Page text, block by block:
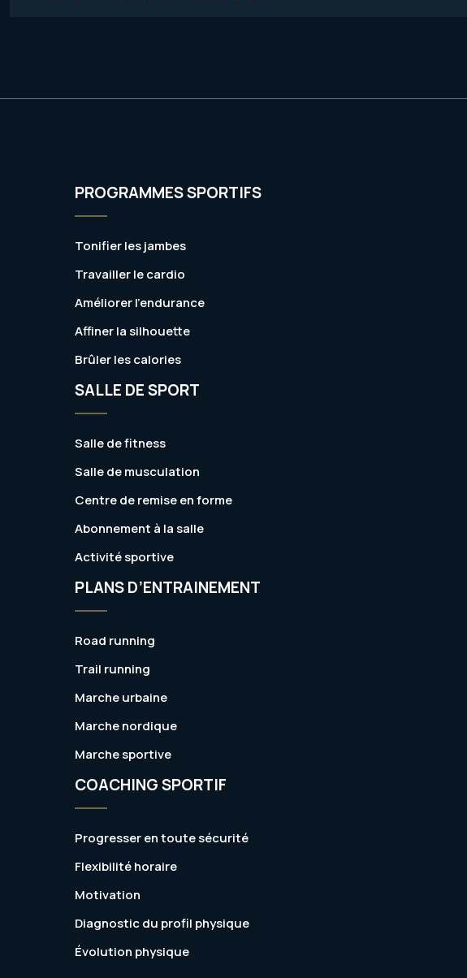
PROGRAMMES SPORTIFS
Tonifier les jambes
Travailler le cardio
Améliorer l’endurance
Affiner la silhouette
Brûler les calories
SALLE DE SPORT
Salle de fitness
Salle de musculation
Centre de remise en forme
Abonnement à la salle
Activité sportive
PLANS D’ENTRAINEMENT
Road running
Trail running
Marche urbaine
Marche nordique
Marche sportive
COACHING SPORTIF
Progresser en toute sécurité
Flexibilité horaire
Motivation
Diagnostic du profil physique
Évolution physique